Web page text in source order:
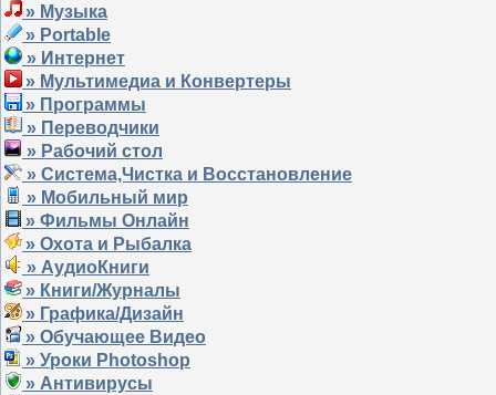
» Музыка
» Portable
» Интернет
» Мультимедиа и Конвертеры
» Программы
» Переводчики
» Рабочий стол
» Система,Чистка и Восстановление
» Мобильный мир
» Фильмы Онлайн
» Охота и Рыбалка
» АудиоКниги
» Книги/Журналы
» Графика/Дизайн
» Обучающее Видео
» Уроки Photoshop
» Антивирусы